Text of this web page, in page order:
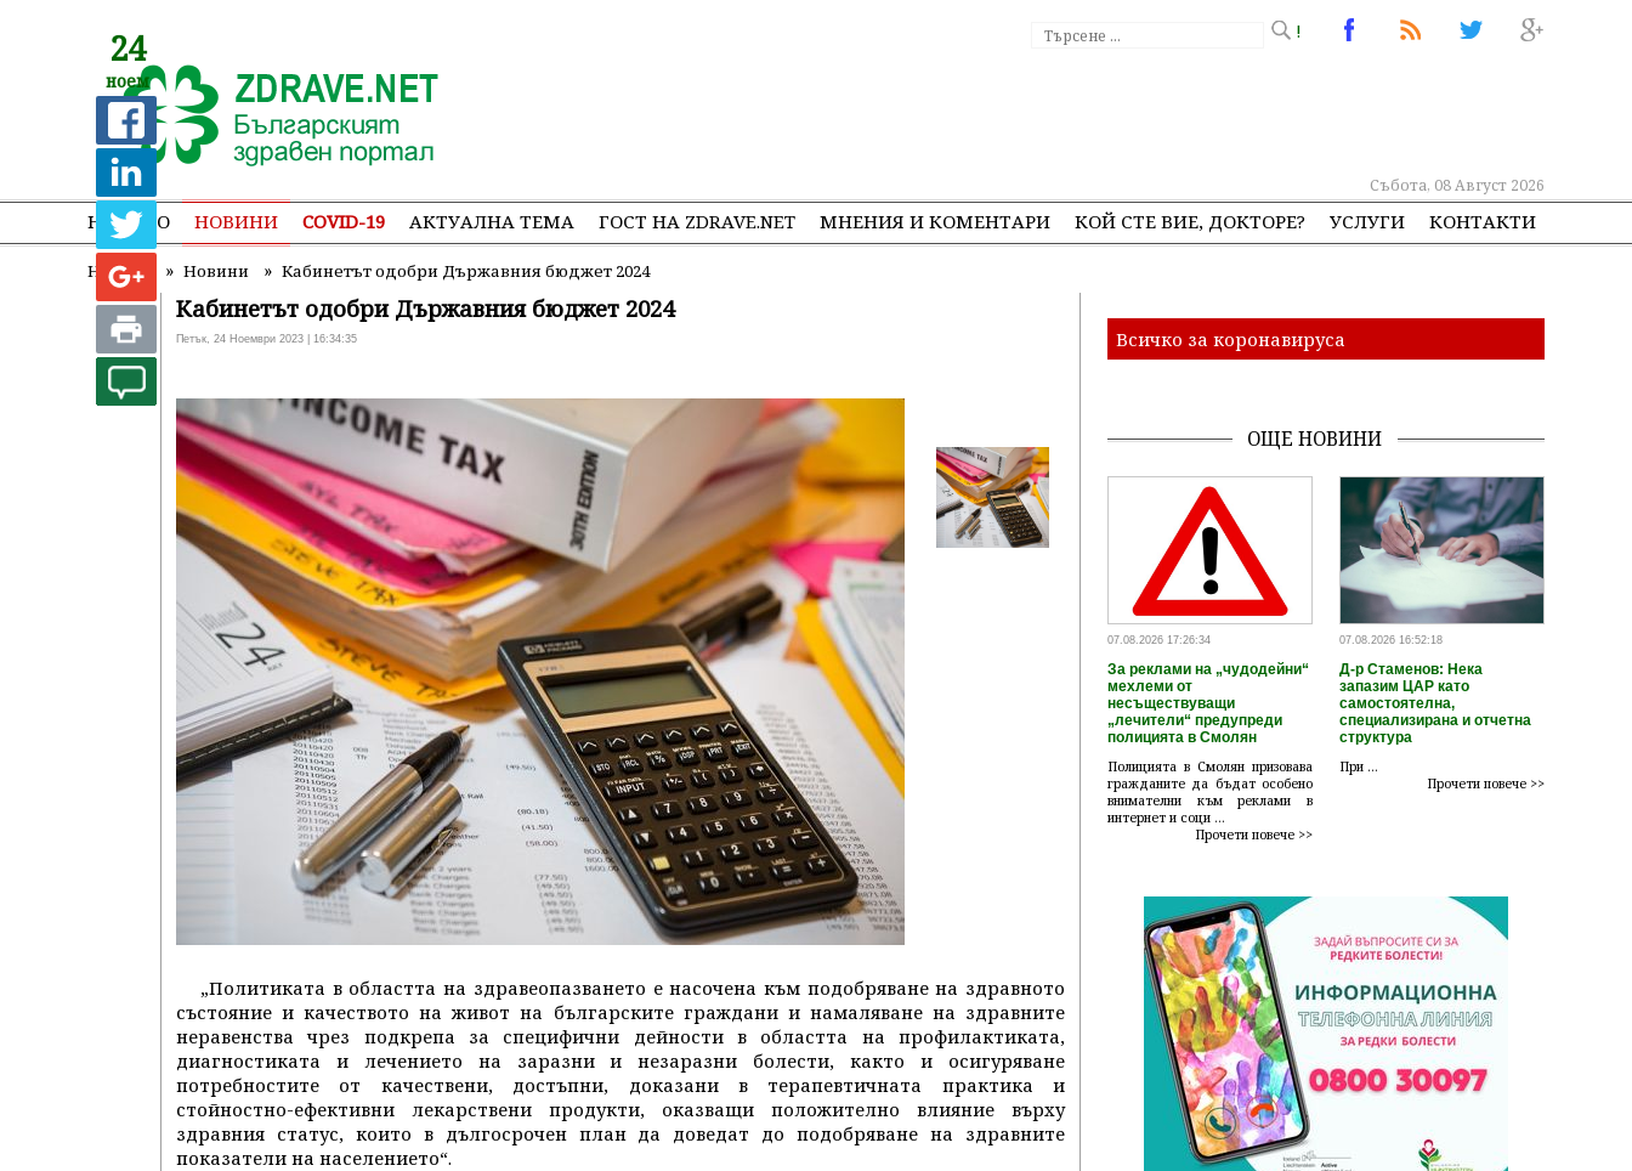
!
Събота, 08 Август 2026
НАЧАЛО НОВИНИ COVID-19 АКТУАЛНА ТЕМА ГОСТ НА ZDRAVE.NET МНЕНИЯ И КОМЕНТАРИ КОЙ СТЕ ВИЕ, ДОКТОРЕ? УСЛУГИ КОНТАКТИ
Начало » Новини » Кабинетът одобри Държавния бюджет 2024
24
ноем
Кабинетът одобри Държавния бюджет 2024
Петък, 24 Ноември 2023 | 16:34:35
„Политиката в областта на здравеопазването е насочена към подобряване на здравното
състояние и качеството на живот на българските граждани и намаляване на здравните
неравенства чрез подкрепа за специфични дейности в областта на профилактиката,
диагностиката и лечението на заразни и незаразни болести, както и осигуряване
потребностите от качествени, достъпни, доказани в терапевтичната практика и
стойностно-ефективни лекарствени продукти, оказващи положително влияние върху
здравния статус, които в дългосрочен план да доведат до подобряване на здравните
показатели на населението“.
Всичко за коронавируса
ОЩЕ НОВИНИ
07.08.2026 17:26:34
За реклами на „чудодейни“
мехлеми от
несъществуващи
„лечители“ предупреди
полицията в Смолян
Полицията в Смолян призовава
гражданите да бъдат особено
внимателни към реклами в
интернет и соци ...
Прочети повече >>
07.08.2026 16:52:18
Д-р Стаменов: Нека
запазим ЦАР като
самостоятелна,
специализирана и отчетна
структура
При ...
Прочети повече >>